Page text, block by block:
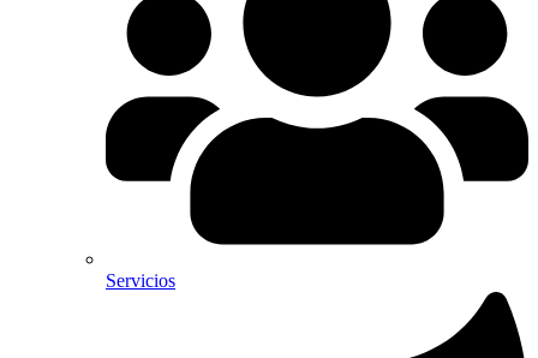
Servicios